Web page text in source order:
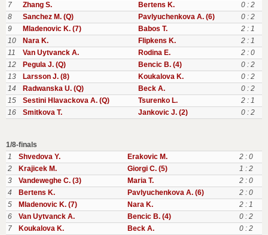
7
Zhang S. Bertens K.
0 : 2
8
Sanchez M. (Q) Pavlyuchenkova A. (6)
0 : 2
9
Mladenovic K. (7) Babos T.
2 : 1
10
Nara K. Flipkens K.
2 : 1
11
Van Uytvanck A. Rodina E.
2 : 0
12
Pegula J. (Q) Bencic B. (4)
0 : 2
13
Larsson J. (8) Koukalova K.
0 : 2
14
Radwanska U. (Q) Beck A.
0 : 2
15
Sestini Hlavackova A. (Q) Tsurenko L.
2 : 1
16
Smitkova T. Jankovic J. (2) 0 : 2
1/8-finals
1
Shvedova Y. Erakovic M.
2 : 0
2
Krajicek M. Giorgi C. (5)
1 : 2
3
Vandeweghe C. (3) Maria T.
2 : 0
4
Bertens K. Pavlyuchenkova A. (6)
2 : 0
5
Mladenovic K. (7) Nara K.
2 : 1
6
Van Uytvanck A. Bencic B. (4)
0 : 2
7
Koukalova K. Beck A.
0 : 2